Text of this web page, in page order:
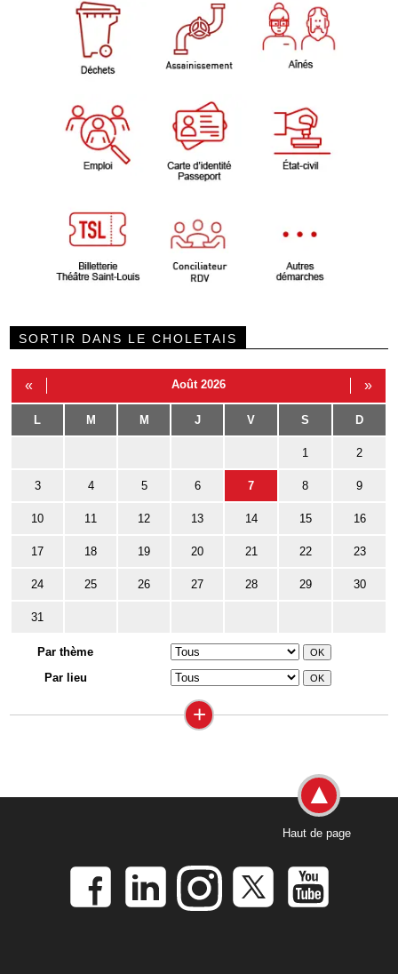
SORTIR DANS LE CHOLETAIS
« Août 2026 »
L M M J V S D
1 2
3 4 5 6 7 8 9
10 11 12 13 14 15 16
17 18 19 20 21 22 23
24 25 26 27 28 29 30
31
Par thème
Par lieu
+
Haut de page